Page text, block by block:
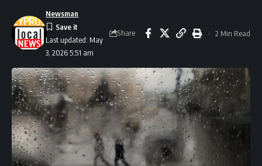
Last updated: May
3, 2026 5:51 am
Newsman
Share 2 Min Read